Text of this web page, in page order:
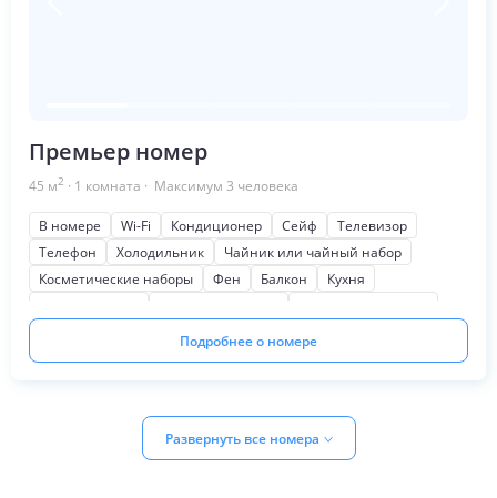
Премьер номер
45 м2 · 1 комната · Максимум 3 человека
В номере Wi-Fi Кондиционер Сейф
Телевизор
Телефон
Холодильник
Чайник или чайный набор
Косметические наборы
Фен Балкон
Кухня
Подробнее о номере
Развернуть все номера